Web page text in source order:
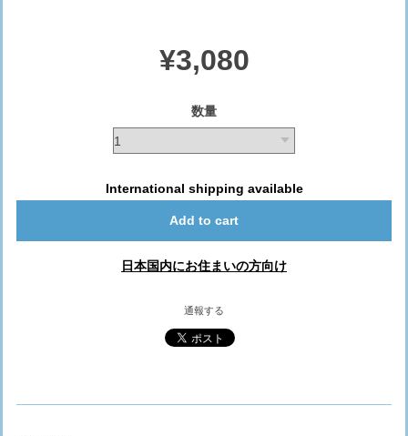
¥3,080
数量
International shipping available
Add to cart
日本国内にお住まいの方向け
通報する